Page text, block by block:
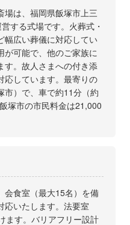
は、福岡県飯塚市上三
する式場です。火葬式・
幅広い葬儀に対応してい
が可能で、他のご家族に
す。故人さまへの付き添
応しています。最寄りの
市）で、車で約11分（約
塚市の市民料金は21,000
会食室（最大15名）を備
応いたします。法要室
ます。バリアフリー設計